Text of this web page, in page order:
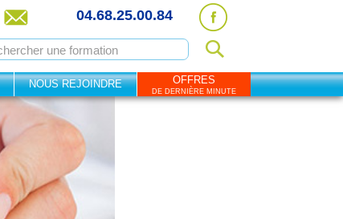
04.68.25.00.84
NOUS REJOINDRE OFFRES
DE DERNIÈRE MINUTE